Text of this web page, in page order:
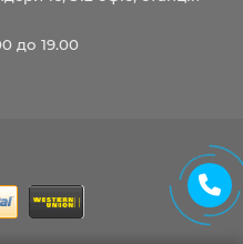
до 19.00